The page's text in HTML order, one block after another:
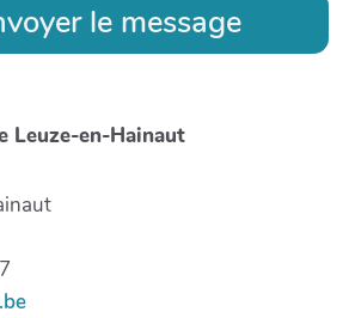
le message
Leuze-en-Hainaut